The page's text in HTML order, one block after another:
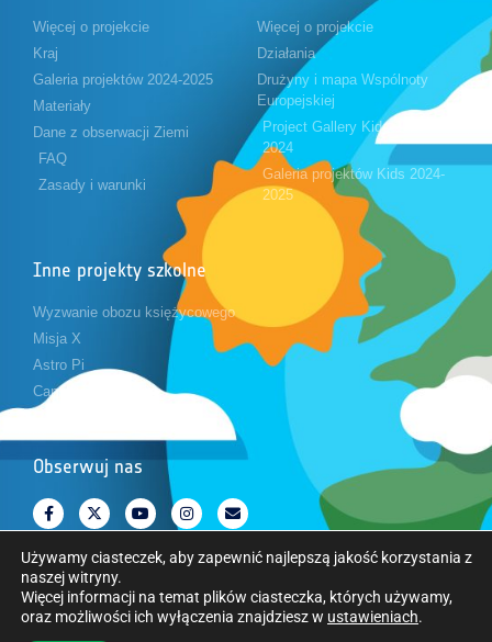
Więcej o projekcie
Kraj
Galeria projektów 2024-2025
Materiały
Dane z obserwacji Ziemi
FAQ
Zasady i warunki
Więcej o projekcie
Działania
Drużyny i mapa Wspólnoty
Europejskiej
Project Gallery Kids 2023-
2024
Galeria projektów Kids 2024-
2025
Inne projekty szkolne
Wyzwanie obozu księżycowego
Misja X
Astro Pi
CanSat
Obserwuj nas
Copyright © Europejska Agencja Kosmiczna. Wszelkie prawa zastrzeżone.
Używamy ciasteczek, aby zapewnić najlepszą jakość korzystania z
naszej witryny.
Więcej informacji na temat plików ciasteczka, których używamy,
oraz możliwości ich wyłączenia znajdziesz w ustawieniach.